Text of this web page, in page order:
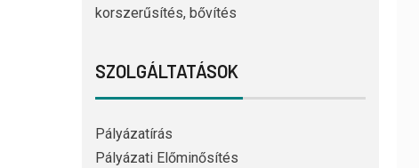
korszerűsítés, bővítés
SZOLGÁLTATÁSOK
Pályázatírás
Pályázati Előminősítés